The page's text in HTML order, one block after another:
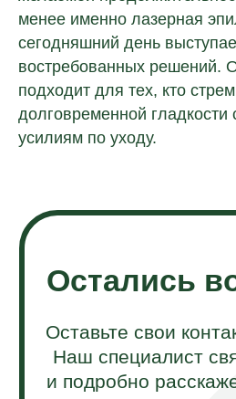
менее именно лазерная
сегодняшний день
востребованных решений.
подходит для тех, кто
долговременной
усилиям по уходу.